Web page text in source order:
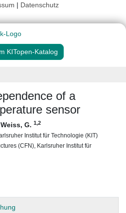
| Datenschutz
KITopen-Katalog
of a
sensor
Weiss, G. 1,2
Institut für Technologie (KIT)
(CFN), Karlsruher Institut für